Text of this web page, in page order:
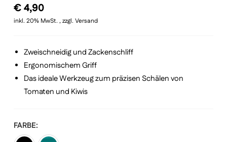
€4,90
inkl. 20% MwSt. , zzgl. Versand
Zweischneidig und Zackenschliff
Ergonomischem Griff
Das ideale Werkzeug zum präzisen Schälen von
Tomaten und Kiwis
FARBE